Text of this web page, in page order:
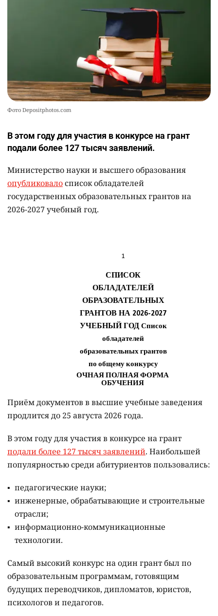
💻 В школах Казахстана изменили название и
содержание некоторых предметов
19
Фото Depositphotos.com
В этом году для участия в конкурсе на грант
подали более 127 тысяч заявлений.
Министерство науки и высшего образования
опубликовалосписок обладателей
государственных образовательных грантов на
2026-2027 учебный год.
Приём документов в высшие учебные заведения
продлится до 25 августа 2026 года.
В этом году для участия в конкурсе на грант
подали более 127 тысяч заявлений. Наибольшей
популярностью среди абитуриентов пользовались:
педагогические науки;
инженерные, обрабатывающие и строительные
отрасли;
информационно-коммуникационные
технологии.
Самый высокий конкурс на один грант был по
образовательным программам, готовящим
будущих переводчиков, дипломатов, юристов,
психологов и педагогов.